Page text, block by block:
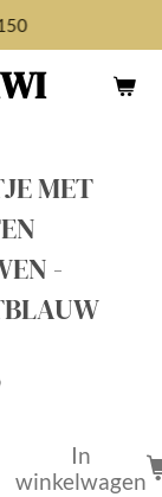
MET
-
In
winkelwagen